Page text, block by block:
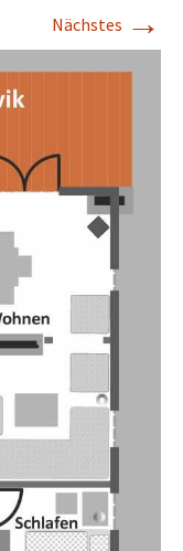
Nächstes →